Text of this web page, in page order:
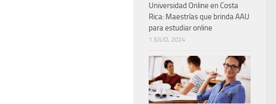
Universidad Online en Costa
Rica: Maestrías que brinda AAU
para estudiar online
1 JULIO, 2024